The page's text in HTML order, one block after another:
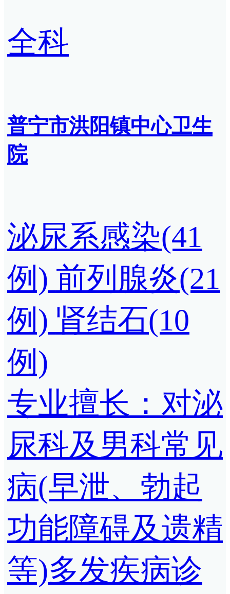
全科
普宁市洪阳镇中心卫生
院
泌尿系感染(41
例) 前列腺炎(21
例) 肾结石(10
例)
专业擅长：对泌
尿科及男科常见
病(早泄、勃起
功能障碍及遗精
等)多发疾病诊